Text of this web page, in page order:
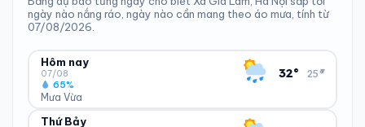
ngày nào nắng ráo, ngày nào cần mang theo áo mưa, tính từ
07/08/2026.
Hôm nay
07/08
Mưa Vừa
65%
32° 25°
▾
ĐỘ ẨM
Thứ Bảy